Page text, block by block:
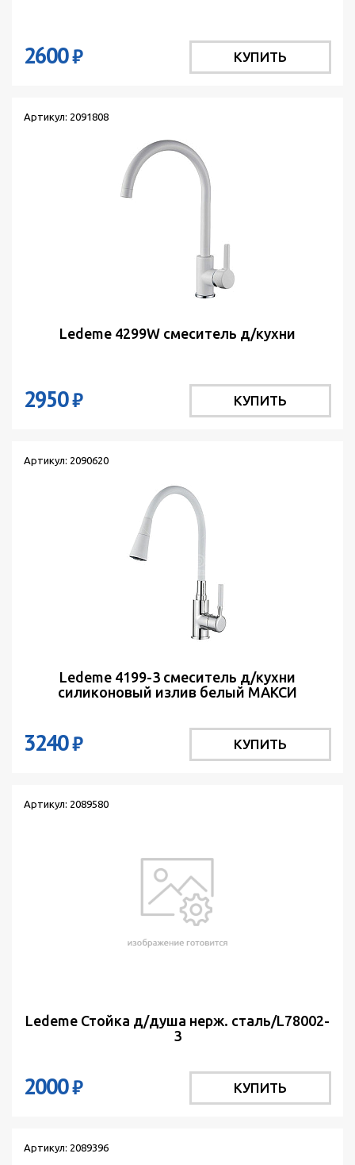
2600₽ КУПИТЬ
Артикул: 2091808
Ledeme 4299W смеситель д/кухни
2950₽ КУПИТЬ
Артикул: 2090620
Ledeme 4199-3 смеситель д/кухни
силиконовый излив белый МАКСИ
3240₽ КУПИТЬ
Артикул: 2089580
Ledeme Стойка д/душа нерж. сталь/L78002-
3
2000₽ КУПИТЬ
Артикул: 2089396